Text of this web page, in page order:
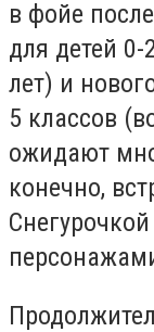
в фойе
для детей 0-
лет) и
5 классов
ожидают
конечно,